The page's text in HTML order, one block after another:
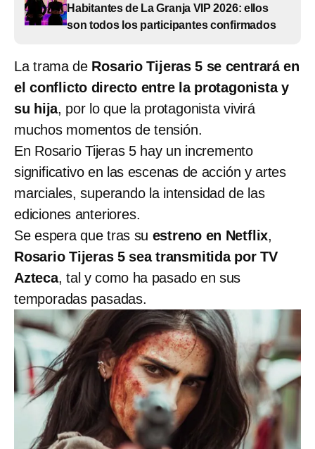
Habitantes de La Granja VIP 2026: ellos
son todos los participantes confirmados
La trama de Rosario Tijeras 5 se centrará en
el conflicto directo entre la protagonista y
su hija, por lo que la protagonista vivirá
muchos momentos de tensión.
En Rosario Tijeras 5 hay un incremento
significativo en las escenas de acción y artes
marciales, superando la intensidad de las
ediciones anteriores.
Se espera que tras su estreno en Netflix,
Rosario Tijeras 5 sea transmitida por TV
Azteca, tal y como ha pasado en sus
temporadas pasadas.